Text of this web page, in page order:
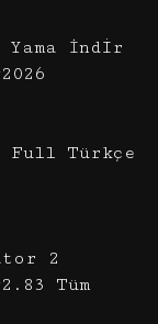
Yama İndir
Full Türkçe
2
Tüm